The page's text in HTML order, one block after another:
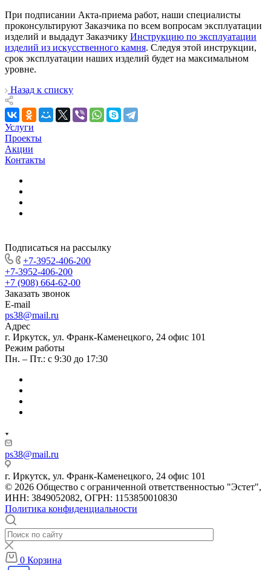
При подписании Акта-приема работ, наши специалисты
проконсультируют Заказчика по всем вопросам эксплуатации
изделий и выдадут Заказчику Инструкцию по эксплуатации
изделий из искусственного камня. Следуя этой инструкции,
срок эксплуатации наших изделий будет на максимальном
уровне.
Назад к списку
Услуги
Проекты
Акции
Контакты
Подписаться на рассылку
+7-3952-406-200
+7-3952-406-200
+7 (908) 664-62-00
Заказать звонок
E-mail
ps38@mail.ru
Адрес
г. Иркутск, ул. Франк-Каменецкого, 24 офис 101
Режим работы
Пн. – Пт.: с 9:30 до 17:30
ps38@mail.ru
г. Иркутск, ул. Франк-Каменецкого, 24 офис 101
© 2026 Общество с ограниченной ответственностью "Эстет",
ИНН: 3849052082, ОГРН: 1153850010830
Политика конфиденциальности
0 Корзина